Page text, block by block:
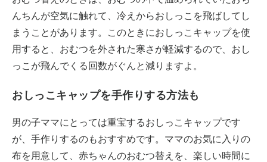
んちんが空気に触れて、冷えからおしっこを飛ばしてし
まうことがあります。このときにおしっこキャップを使
用すると、おむつを外された寒さが軽減するので、おし
っこが飛んでくる回数がぐんと減りますよ。
おしっこキャップを手作りする方法も
男の子ママにとっては重宝するおしっこキャップです
が、手作りするのもおすすめです。ママのお気に入りの
布を用意して、赤ちゃんのおむつ替えを、楽しい時間に